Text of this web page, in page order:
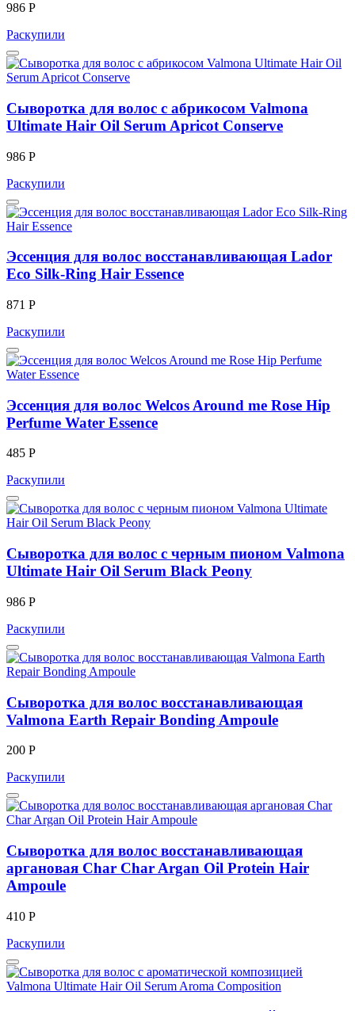
986 Р
Раскупили
Сыворотка для волос с абрикосом Valmona
Ultimate Hair Oil Serum Apricot Conserve
986 Р
Раскупили
Эссенция для волос восстанавливающая Lador
Eco Silk-Ring Hair Essence
871 Р
Раскупили
Эссенция для волос Welcos Around me Rose Hip
Perfume Water Essence
485 Р
Раскупили
Сыворотка для волос с черным пионом Valmona
Ultimate Hair Oil Serum Black Peony
986 Р
Раскупили
Сыворотка для волос восстанавливающая
Valmona Earth Repair Bonding Ampoule
200 Р
Раскупили
Сыворотка для волос восстанавливающая
аргановая Char Char Argan Oil Protein Hair
Ampoule
410 Р
Раскупили